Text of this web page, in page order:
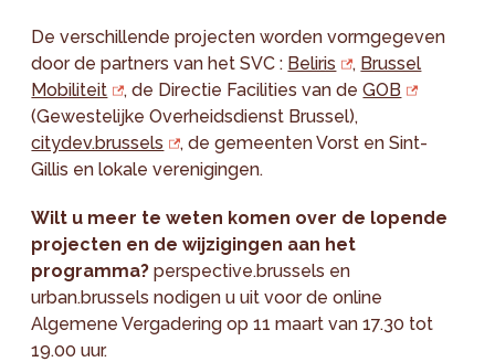
De verschillende projecten worden vormgegeven
door de partners van het SVC : Beliris , Brussel
Mobiliteit
, de Directie Facilities van deGOB
(Gewestelijke Overheidsdienst Brussel),
citydev.brussels
, de gemeenten Vorst en Sint-
Gillis en lokale verenigingen.
Wilt u meer te weten komen over de lopende
projecten en de wijzigingen aan het
programma? perspective.brussels en
urban.brussels nodigen u uit voor de online
Algemene Vergadering op 11 maart van 17.30 tot
19.00 uur.